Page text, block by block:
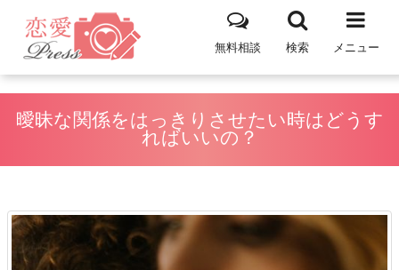
メニュー
検索
無料相談
曖昧な関係をはっきりさせたい時はどうす
ればいいの？